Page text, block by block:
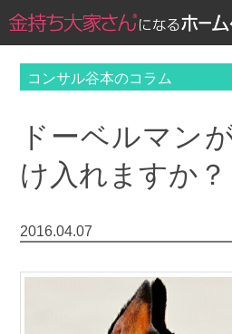
コンサル谷本のコラム
ドーベルマン
け入れますか？
2016.04.07